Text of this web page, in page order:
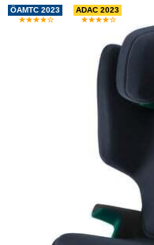
ÖAMTC 2023 ADAC 2023